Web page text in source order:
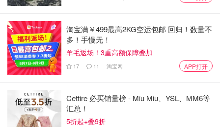
淘宝满￥499最高2KG空运包邮 回归！数量不
多！手慢无！
羊毛返场！3重高额保障叠加
17 11 淘宝网 APP打开
Cettire 必买销量榜 - Miu Miu、YSL、MM6等
汇总！
5折起+叠9折